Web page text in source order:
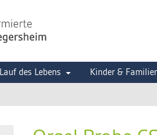
Lauf des Lebens Kinder &